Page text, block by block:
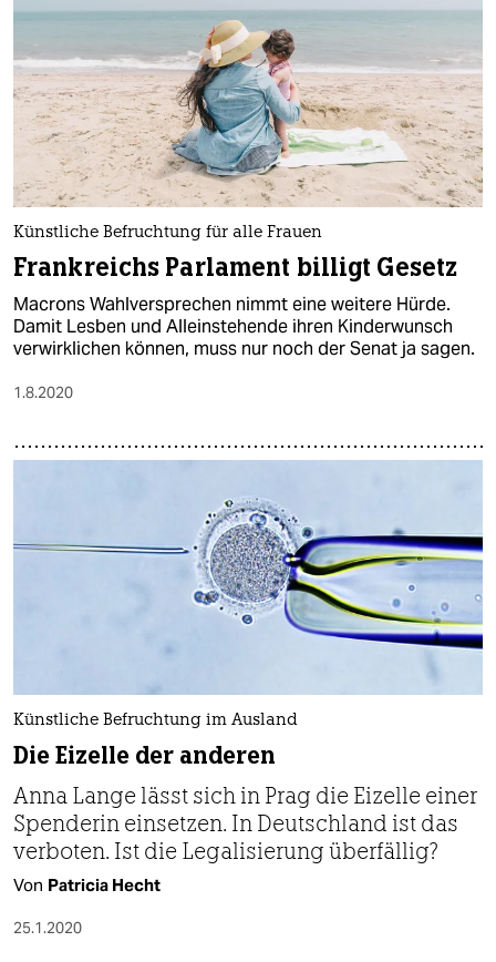
Künstliche Befruchtung für alle Frauen
Frankreichs Parlament billigt Gesetz
Macrons Wahlversprechen nimmt eine weitere Hürde.
Damit Lesben und Alleinstehende ihren Kinderwunsch
verwirklichen können, muss nur noch der Senat ja sagen.
1.8.2020
Künstliche Befruchtung im Ausland
Die Eizelle der anderen
Anna Lange lässt sich in Prag die Eizelle einer
Spenderin einsetzen. In Deutschland ist das
verboten. Ist die Legalisierung überfällig?
Von Patricia Hecht
25.1.2020